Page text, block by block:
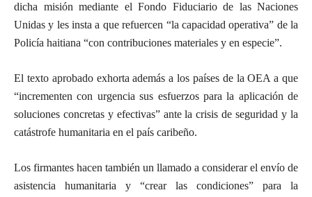
dicha misión mediante el Fondo Fiduciario de las Naciones
Unidas y les insta a que refuercen “la capacidad operativa” de la
Policía haitiana “con contribuciones materiales y en especie”.
El texto aprobado exhorta además a los países de la OEA a que
“incrementen con urgencia sus esfuerzos para la aplicación de
soluciones concretas y efectivas” ante la crisis de seguridad y la
catástrofe humanitaria en el país caribeño.
Los firmantes hacen también un llamado a considerar el envío de
asistencia humanitaria y “crear las condiciones” para la